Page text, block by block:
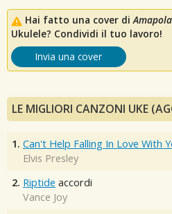
Hai fatto una cover di
Ukulele? Condividi il tuo lavoro!
Invia una cover
LE MIGLIORI CANZONI UKE
1. Can't Help Falling In Love With
Elvis Presley
2. Riptide accordi
Vance Joy